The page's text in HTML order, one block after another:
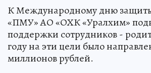
К Международному дню
«ПМУ» АО «ОХК «Уралхим»
поддержки сотрудников -
году на эти цели было
миллионов рублей.